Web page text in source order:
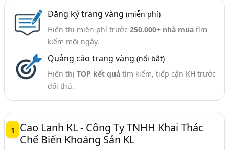
Ngành xem thêm
Khoáng Sản - Công Ty Khoáng Sản (394)
Bột Thạch Cao - Sản Xuất Và Kinh Doanh (23)
Bình Dương
Lâm Đồng
TP. Hải Phòng
Bình Phước
Phú Thọ
Hải Dương
Long An
Đăng ký trang vàng (miễn phí)
Hiển thị miễn phí trước 250.000+ nhà muatìm
kiếm mỗi ngày.
Quảng cáo trang vàng (nổi bật)
Hiển thị TOP kết quảtìm kiếm, tiếp cận KH trước
đối thủ.
1
Cao Lanh KL - Công Ty TNHH Khai Thác
Chế Biến Khoáng Sản KL